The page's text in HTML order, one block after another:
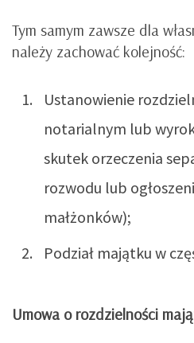
Tym samym zawsze dla
należy zachować kolejność:
Ustanowienie
notarialnym lub
skutek orzeczenia
rozwodu lub
małżonków);
Podział majątku w
Umowa o rozdzielności